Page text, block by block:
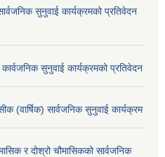
सुनुवाई कार्यक्रमको प्रतिवेदन
सुनुवाई कार्यक्रमको प्रतिवेदन
(वार्षिक) सार्वजनिक सुनुवाई कार्यक्रम
र दोश्रो चौमासिकको सार्वजनिक